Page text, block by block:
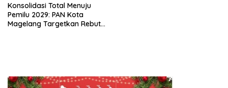
Konsolidasi Total Menuju
Pemilu 2029: PAN Kota
Magelang Targetkan Rebut